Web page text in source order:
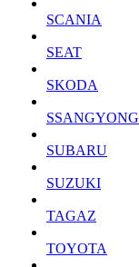
SCANIA
SEAT
SKODA
SSANGYONG
SUBARU
SUZUKI
TAGAZ
TOYOTA